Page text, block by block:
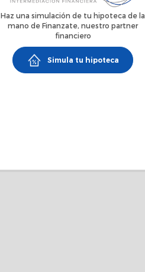
Haz una simulación de tu hipoteca de la
mano de Finanzate, nuestro partner
financiero
Simula tu hipoteca